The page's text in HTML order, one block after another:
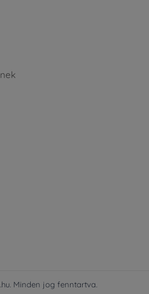
Minden jog fenntartva.